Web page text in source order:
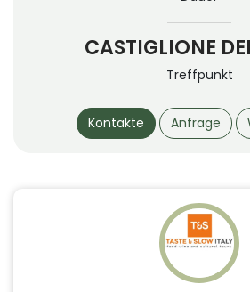
CASTIGLIONE
Treffpunkt
Kontakte Anfrage